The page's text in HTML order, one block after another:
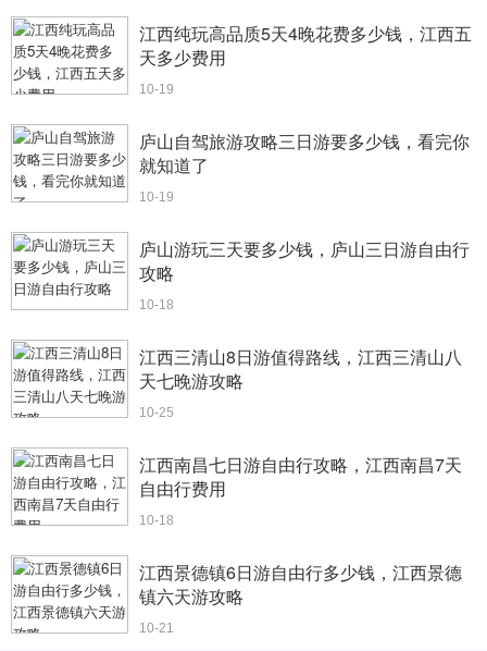
江西纯玩高品质5天4晚花费多少钱，江西五
天多少费用
10-19
庐山自驾旅游攻略三日游要多少钱，看完你
就知道了
10-19
庐山游玩三天要多少钱，庐山三日游自由行
攻略
10-18
江西三清山8日游值得路线，江西三清山八
天七晚游攻略
10-25
江西南昌七日游自由行攻略，江西南昌7天
自由行费用
10-18
江西景德镇6日游自由行多少钱，江西景德
镇六天游攻略
10-21